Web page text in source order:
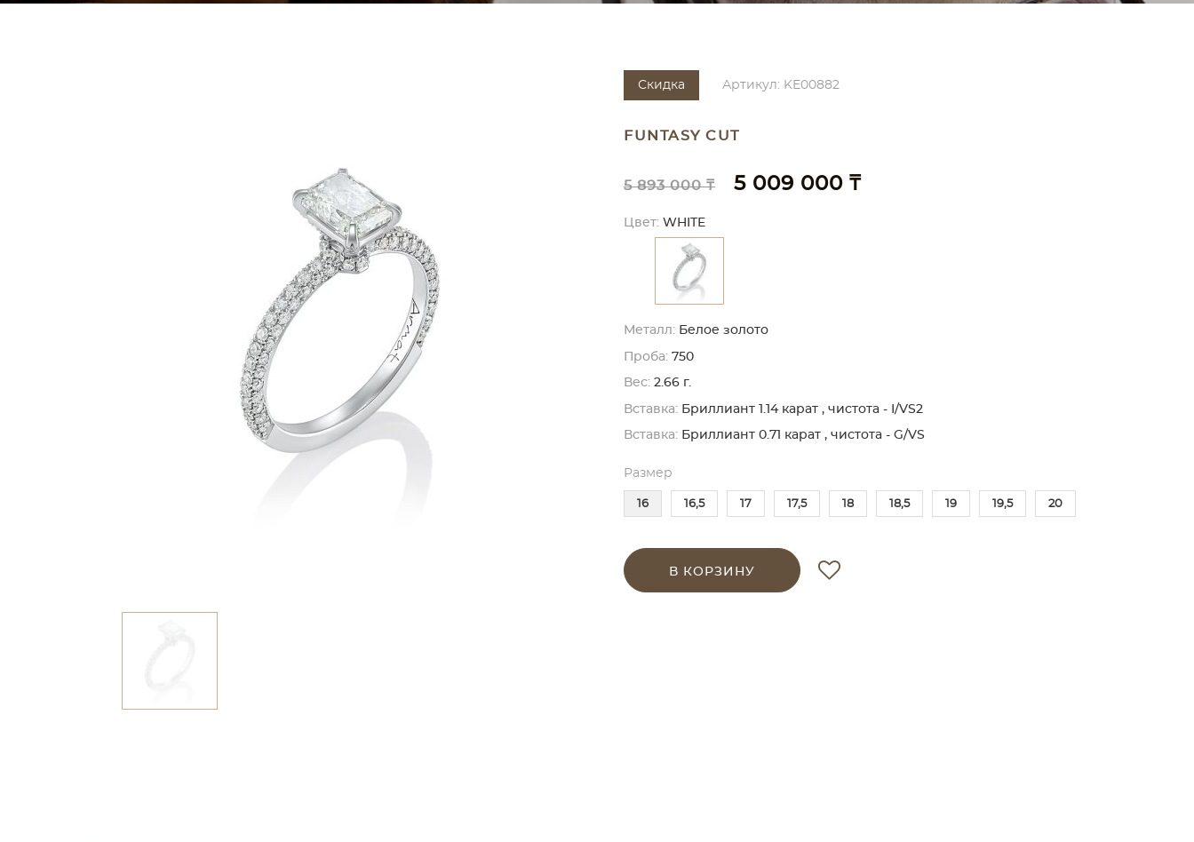
Скидка Артикул: KE00882
FUNTASY CUT
5 893 000 ₸ 5 009 000 ₸
Цвет: WHITE
Металл: Белое золото
Проба: 750
Вес: 2.66 г.
Вставка: Бриллиант 1.14 карат , чистота - I/VS2
Вставка: Бриллиант 0.71 карат , чистота - G/VS
Размер
16 16,5 17 17,5 18 18,5 19 19,5 20
В КОРЗИНУ